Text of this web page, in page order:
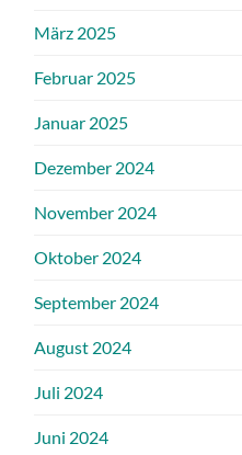
März 2025
Februar 2025
Januar 2025
Dezember 2024
November 2024
Oktober 2024
September 2024
August 2024
Juli 2024
Juni 2024